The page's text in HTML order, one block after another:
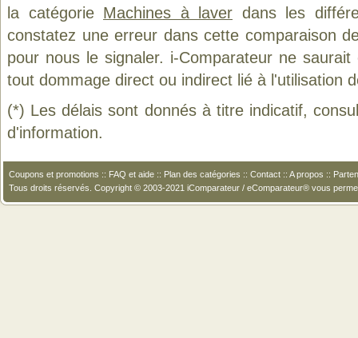
la catégorie Machines à laver dans les
constatez une erreur dans cette comparaison
pour nous le signaler. i-Comparateur ne
tout dommage direct ou indirect lié à l'utilisation
(*) Les délais sont donnés à titre indicatif,
d'information.
Coupons et promotions :: FAQ et aide :: Plan des catégories :: Contact :: A propos ::
Tous droits réservés. Copyright © 2003-2021 iComparateur / eComparateur® vous